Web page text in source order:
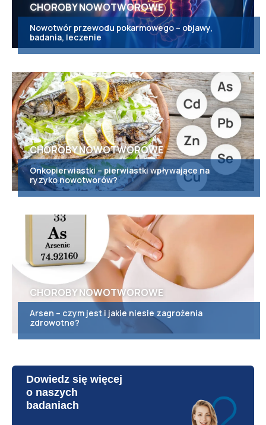
CHOROBY NOWOTWOROWE
Nowotwór przewodu pokarmowego – objawy,
badania, leczenie
CHOROBY NOWOTWOROWE
Onkopierwiastki – pierwiastki wpływające na
ryzyko nowotworów?
CHOROBY NOWOTWOROWE
Arsen – czym jest i jakie niesie zagrożenia
zdrowotne?
Dowiedz się więcej
o naszych
badaniach